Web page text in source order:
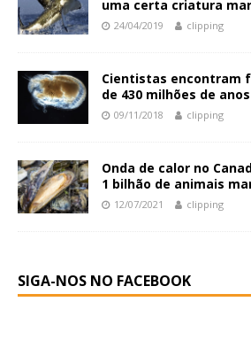
uma certa criatura
24/04/2019 clipping
Cientistas encontram
de 430 milhões de anos
09/11/2018 clipping
Onda de calor no
1 bilhão de animais
12/07/2021 clipping
SIGA-NOS NO FACEBOOK